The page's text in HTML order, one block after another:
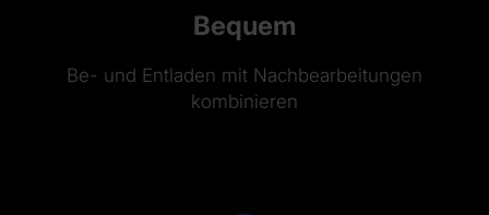
Bequem
Be- und Entladen mit Nachbearbeitungen
kombinieren